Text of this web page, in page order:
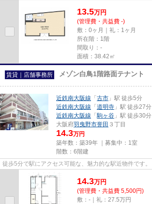
13.5万円
(管理費・共益費 -)
敷：0ヶ月｜礼：1ヶ月
所在階：1階
間取り：-
面積：38.42㎡
賃貸｜店舗事務所 メゾン白鳥1階路面テナント
近鉄南大阪線 「 古市 」駅 徒歩5分
近鉄南大阪線 「 道明寺 」駅 徒歩27分
近鉄南大阪線 「駒ヶ谷 」駅 徒歩30分
大阪府羽曳野市誉田 ３丁目
14.3万円
築年数：築39年 ｜募集中： 1室
階数：6階建
徒歩5分で駅にアクセス可能な、魅力的な駅近物件です。
14.3万円
(管理費・共益費 5,500円)
敷：-｜礼：27.5万円